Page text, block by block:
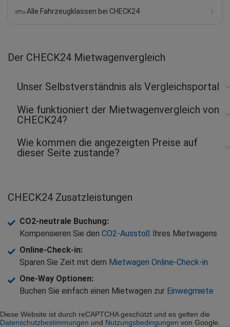
Alle Fahrzeugklassen bei CHECK24
Der CHECK24 Mietwagenvergleich
Unser Selbstverständnis als Vergleichsportal
Wie funktioniert der Mietwagenvergleich von
CHECK24?
Wie kommen die angezeigten Preise auf
dieser Seite zustande?
CHECK24 Zusatzleistungen
CO2-neutrale Buchung:
Kompensieren Sie den CO2-Ausstoß Ihres Mietwagens
Online-Check-in:
Sparen Sie Zeit mit dem Mietwagen Online-Check-in
One-Way Optionen:
Buchen Sie einfach einen Mietwagen zur Einwegmiete
Diese Website ist durch reCAPTCHA geschützt und es gelten die
Datenschutzbestimmungen und Nutzungsbedingungen von Google.